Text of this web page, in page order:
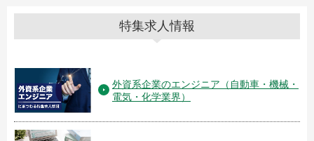
特集求人情報
外資系企業のエンジニア（自動車・機械・
電気・化学業界）